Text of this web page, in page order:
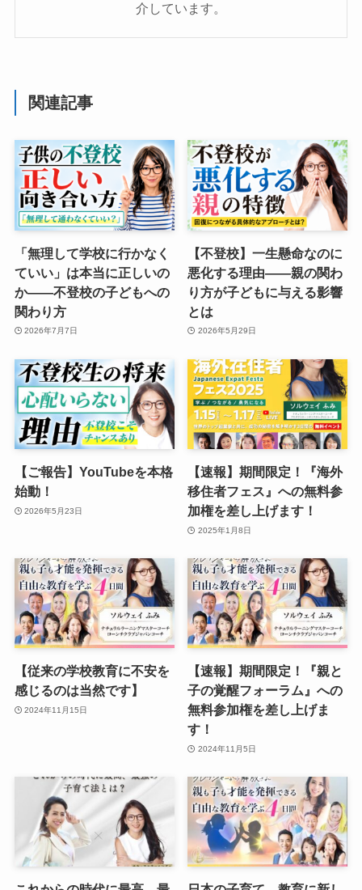
介しています。
関連記事
「無理して学校に行かなく
ていい」は本当に正しいの
か——不登校の子どもへの
関わり方
2026年7月7日
【不登校】一生懸命なのに
悪化する理由——親の関わ
り方が子どもに与える影響
とは
2026年5月29日
【ご報告】YouTubeを本格
始動！
2026年5月23日
【速報】期間限定！『海外
移住者フェス』への無料参
加権を差し上げます！
2025年1月8日
【従来の学校教育に不安を
感じるのは当然です】
2024年11月15日
【速報】期間限定！『親と
子の覚醒フォーラム』への
無料参加権を差し上げま
す！
2024年11月5日